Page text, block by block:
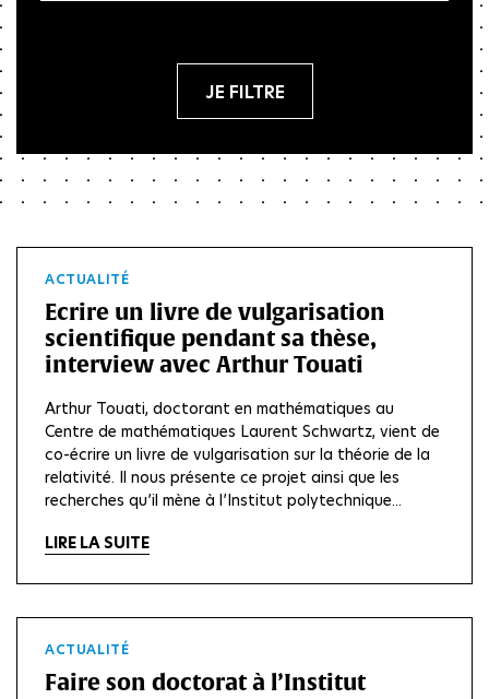
ACTUALITÉ
Ecrire un livre de vulgarisation
scientifique pendant sa thèse,
interview avec Arthur Touati
Arthur Touati, doctorant en mathématiques au
Centre de mathématiques Laurent Schwartz, vient de
co-écrire un livre de vulgarisation sur la théorie de la
relativité. Il nous présente ce projet ainsi que les
recherches qu’il mène à l’Institut polytechnique...
LIRE LA SUITE
ACTUALITÉ
Faire son doctorat à l’Institut